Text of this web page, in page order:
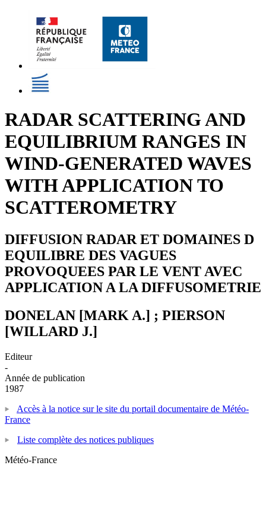
RADAR SCATTERING AND
EQUILIBRIUM RANGES IN
WIND-GENERATED WAVES
WITH APPLICATION TO
SCATTEROMETRY
DIFFUSION RADAR ET DOMAINES D
EQUILIBRE DES VAGUES
PROVOQUEES PAR LE VENT AVEC
APPLICATION A LA DIFFUSOMETRIE
DONELAN [MARK A.] ; PIERSON
[WILLARD J.]
Editeur
-
Année de publication
1987
Accès à la notice sur le site du portail documentaire de Météo-
France
Liste complète des notices publiques
Météo-France